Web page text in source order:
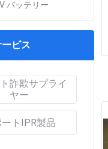
バッテリー
ビス
詐欺サプライ
ヤー
ートIPR製品